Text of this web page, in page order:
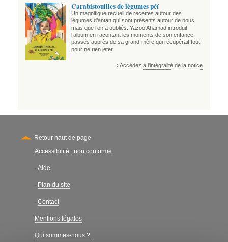
Carabistouilles de légumes péï
Un magnifique recueil de recettes autour des
légumes d’antan qui sont présents autour de nous
mais que l’on a oubliés. Yazoo Ahamad introduit
l’album en racontant les moments de son enfance
passés auprès de sa grand-mère qui récupérait tout
pour ne rien jeter.
› Accédez à l'intégralité de la notice
Retour haut de page
Secondary
Accessibilité : non conforme
- Aide
- Plan du site
- Contact
Mentions légales
Qui sommes-nous ?